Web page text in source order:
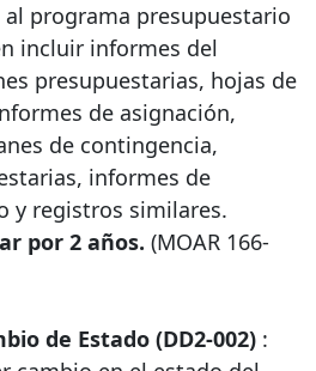
programa presupuestario
incluir informes del
presupuestarias, hojas de
de asignación,
de contingencia,
informes de
y registros similares.
por 2 años. (MOAR 166-
de Estado (DD2-002) :